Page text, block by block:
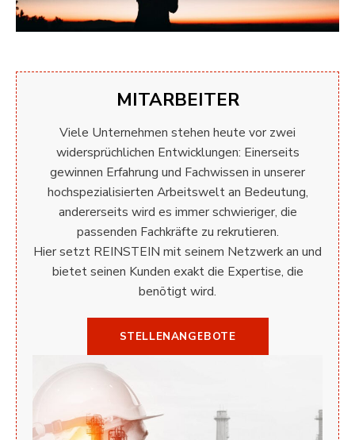
MITARBEITER
Viele Unternehmen stehen heute vor zwei
widersprüchlichen Entwicklungen: Einerseits
gewinnen Erfahrung und Fachwissen in unserer
hochspezialisierten Arbeitswelt an Bedeutung,
andererseits wird es immer schwieriger, die
passenden Fachkräfte zu rekrutieren.
Hier setzt REINSTEIN mit seinem Netzwerk an und
bietet seinen Kunden exakt die Expertise, die
benötigt wird.
STELLENANGEBOTE